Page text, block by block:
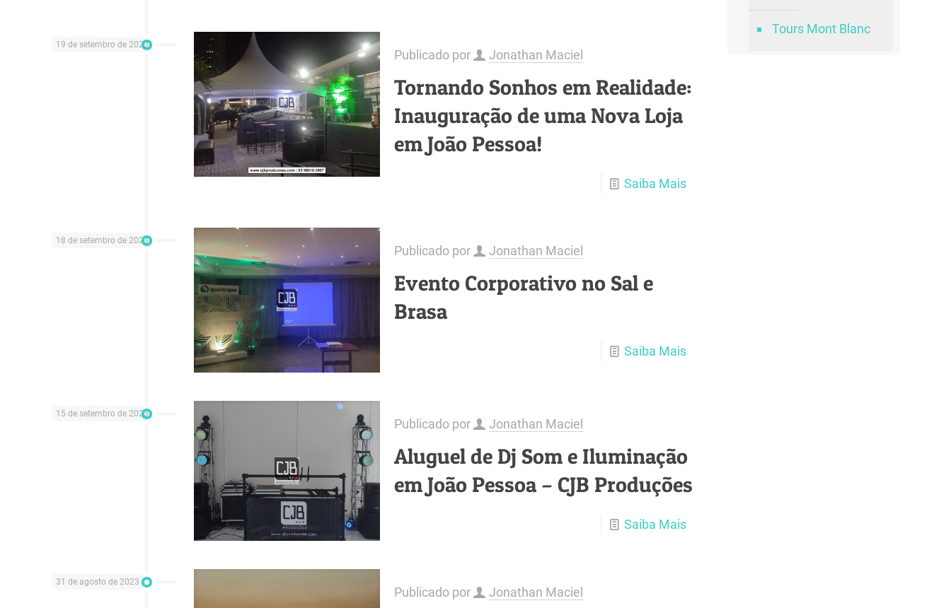
19 de setembro de 2023
Publicado por Jonathan Maciel
Tornando Sonhos em Realidade:
Inauguração de uma Nova Loja
em João Pessoa!
Saiba Mais
18 de setembro de 2023
Publicado por Jonathan Maciel
Evento Corporativo no Sal e
Brasa
Saiba Mais
15 de setembro de 2023
Publicado por Jonathan Maciel
Aluguel de Dj Som e Iluminação
em João Pessoa – CJB Produções
Saiba Mais
31 de agosto de 2023
Publicado por Jonathan Maciel
Tours Mont Blanc